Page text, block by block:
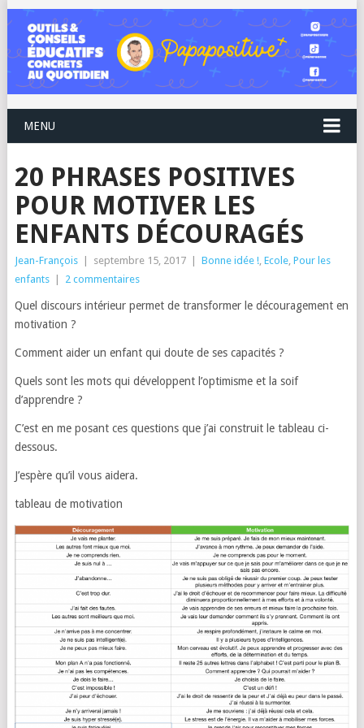
MENU
20 PHRASES POSITIVES
POUR MOTIVER LES
ENFANTS DÉCOURAGÉS
Jean-François septembre 15, 2017 Bonne idée !, Ecole, Pour les
enfants
2 commentaires
Quel discours intérieur permet de transformer le découragement en
motivation ?
Comment aider un enfant qui doute de ses capacités ?
Quels sont les mots qui développent l’optimisme et la soif
d’apprendre ?
C’est en me posant ces questions que j’ai construit le tableau ci-
dessous.
J’espère qu’il vous aidera.
tableau de motivation